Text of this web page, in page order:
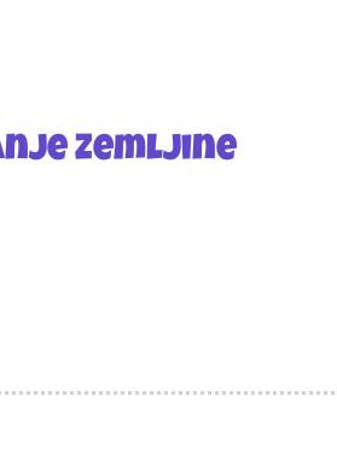
Zemljine